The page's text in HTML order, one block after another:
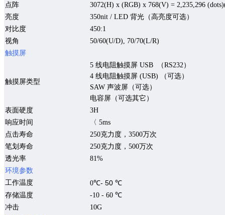
点阵
3072(H) x (RGB) x 768(V) = 2,235,296
亮度
350nit / LED 背光 （高亮度可选）
对比度
450:1
视角
50/60(U/D), 70/70(L/R)
触摸屏
触摸屏类型
5 线电阻触摸屏 USB （RS232 ）
4 线电阻触摸屏 (USB)
（可选）
SAW 声波屏（可选）
电容屏 （可选其它）
表面硬度
3H
响应时间
〈 5ms
点击寿命
250克力度， 3500万次
笔划寿命
250克力度， 500万次
透光率
81%
环境参数
工作温度
0℃- 50 ℃
存储温度
-1 0 - 60 ℃
冲击
10G